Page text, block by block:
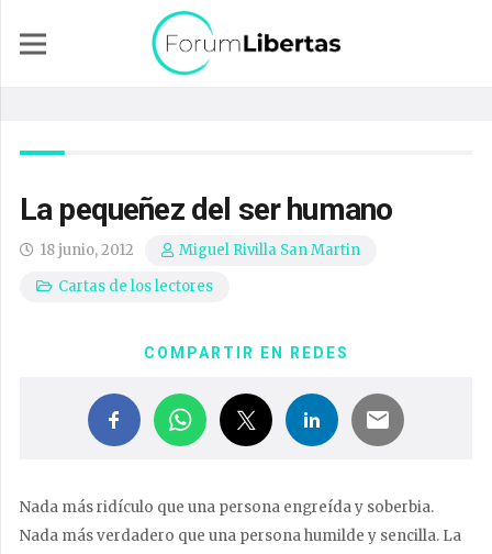
La pequeñez del ser humano
18 junio, 2012
Miguel Rivilla San Martin
Cartas de los lectores
COMPARTIR EN REDES
Nada más ridículo que una persona engreída y soberbia.
Nada más verdadero que una persona humilde y sencilla. La